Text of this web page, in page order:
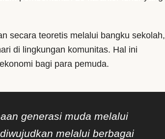
secara teoretis melalui bangku sekolah,
di lingkungan komunitas. Hal ini
bagi para pemuda.
generasi muda melalui
melalui berbagai